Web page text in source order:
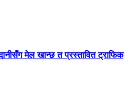
मेल खान्छ त प्रस्तावित ट्राफिक